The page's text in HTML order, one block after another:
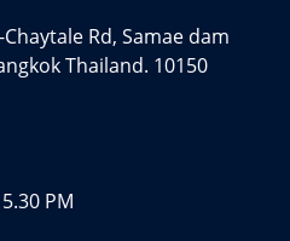
Rd, Samae dam
Thailand. 10150
PM